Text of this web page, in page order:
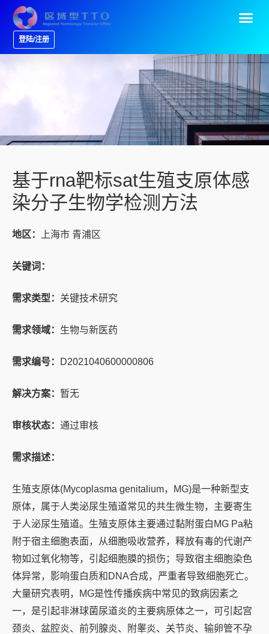
登陆/注册
基于rna靶标sat生殖支原体感
染分子生物学检测方法
地区： 上海市 青浦区
关键词：
需求类型： 关键技术研究
需求领域： 生物与新医药
需求编号： D2021040600000806
解决方案： 暂无
审核状态： 通过审核
需求描述：
生殖支原体(Mycoplasma genitalium，MG)是一种新型支
原体，属于人类泌尿生殖道常见的共生微生物，主要寄生
于人泌尿生殖道。生殖支原体主要通过黏附蛋白MG Pa粘
附于宿主细胞表面，从细胞吸收营养，释放有毒的代谢产
物如过氧化物等，引起细胞膜的损伤；导致宿主细胞染色
体异常，影响蛋白质和DNA合成，严重者导致细胞死亡。
大量研究表明，MG是性传播疾病中常见的致病因素之
一，是引起非淋球菌尿道炎的主要病原体之一，可引起宫
颈炎、盆腔炎、前列腺炎、附睾炎、关节炎、输卵管不孕